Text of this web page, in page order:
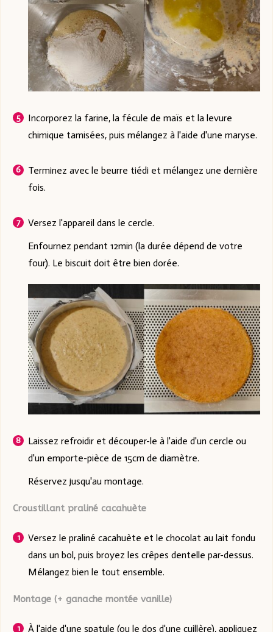
Incorporez la farine, la fécule de maïs et la levure
chimique tamisées, puis mélangez à l'aide d'une maryse.
Terminez avec le beurre tiédi et mélangez une dernière
fois.
Versez l'appareil dans le cercle.
Enfournez pendant 12min (la durée dépend de votre
four). Le biscuit doit être bien dorée.
Laissez refroidir et découper-le à l'aide d'un cercle ou
d'un emporte-pièce de 15cm de diamètre.
Réservez jusqu'au montage.
Croustillant praliné cacahuète
Versez le praliné cacahuète et le chocolat au lait fondu
dans un bol, puis broyez les crêpes dentelle par-dessus.
Mélangez bien le tout ensemble.
Montage (+ ganache montée vanille)
À l'aide d'une spatule (ou le dos d'une cuillère), appliquez